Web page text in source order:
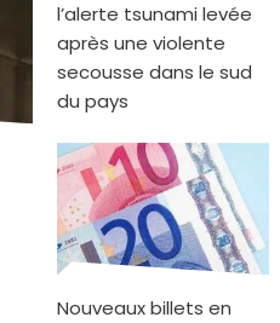
l’alerte tsunami levée
après une violente
secousse dans le sud
du pays
Nouveaux billets en